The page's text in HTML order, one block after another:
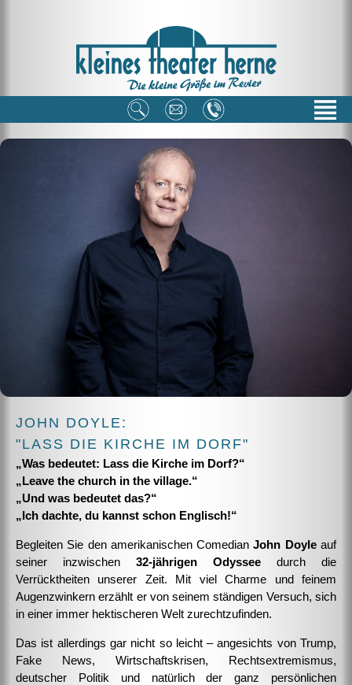
JOHN DOYLE:
"LASS DIE KIRCHE IM DORF"
„Was bedeutet: Lass die Kirche im Dorf?“
„Leave the church in the village.“
„Und was bedeutet das?“
„Ich dachte, du kannst schon Englisch!“
Begleiten Sie den amerikanischen ComedianJohn Doyleauf
seiner inzwischen 32-jährigen Odyssee durch die
Verrücktheiten unserer Zeit. Mit viel Charme und feinem
Augenzwinkern erzählt er von seinem ständigen Versuch, sich
in einer immer hektischeren Welt zurechtzufinden.
Das ist allerdings gar nicht so leicht – angesichts von Trump,
Fake News, Wirtschaftskrisen, Rechtsextremismus,
deutscher Politik und natürlich der ganz persönlichen